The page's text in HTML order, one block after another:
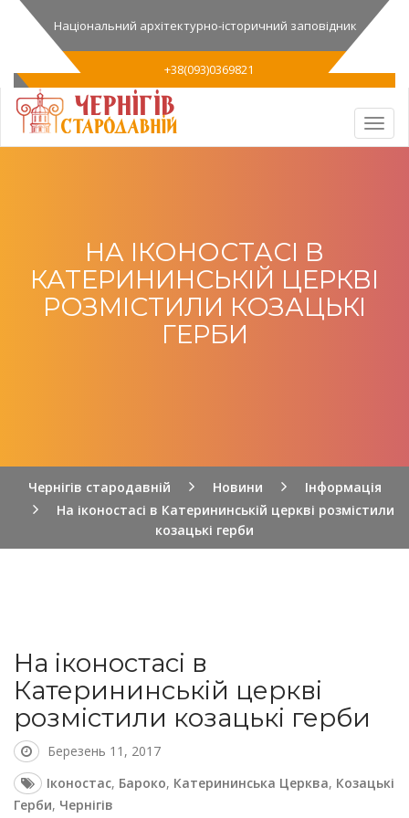
Національний архітектурно-історичний заповідник
+38(093)0369821
НА ІКОНОСТАСІ В
КАТЕРИНИНСЬКІЙ ЦЕРКВІ
РОЗМІСТИЛИ КОЗАЦЬКІ
ГЕРБИ
Чернігів стародавній Новини
Інформація
На іконостасі в Катерининській церкві розмістили
козацькі герби
На іконостасі в
Катерининській церкві
розмістили козацькі герби
Березень 11, 2017
Іконостас, Бароко, Катерининська Церква, Козацькі
Герби, Чернігів